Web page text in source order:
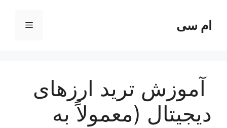
محتواام سی فهرست
آموزش ترید ارزهای
دیجیتال (معمولاً به